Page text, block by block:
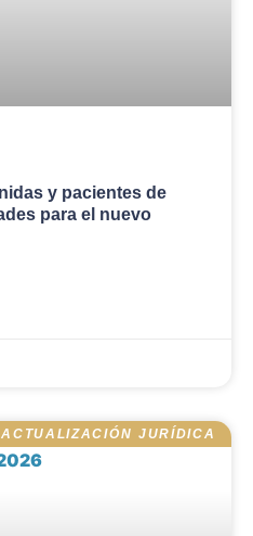
y pacientes de
para el nuevo
JURÍDICA